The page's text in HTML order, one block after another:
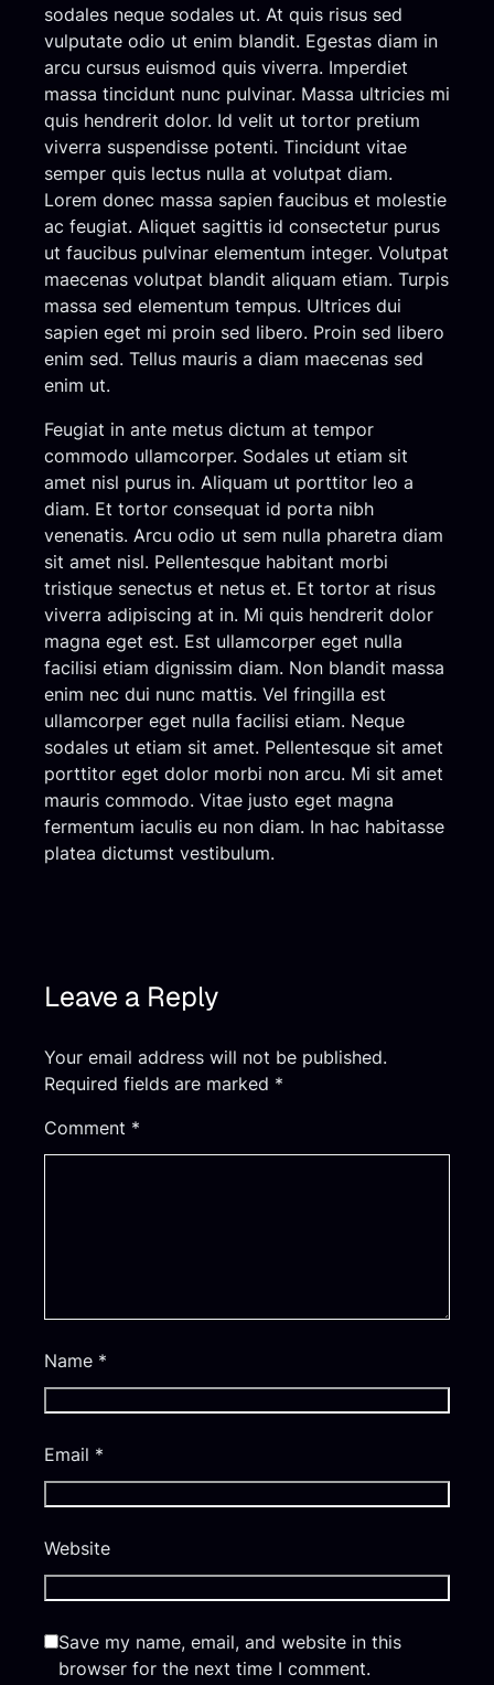
sodales neque sodales ut. At quis risus sed
vulputate odio ut enim blandit. Egestas diam in
arcu cursus euismod quis viverra. Imperdiet
massa tincidunt nunc pulvinar. Massa ultricies mi
quis hendrerit dolor. Id velit ut tortor pretium
viverra suspendisse potenti. Tincidunt vitae
semper quis lectus nulla at volutpat diam.
Lorem donec massa sapien faucibus et molestie
ac feugiat. Aliquet sagittis id consectetur purus
ut faucibus pulvinar elementum integer. Volutpat
maecenas volutpat blandit aliquam etiam. Turpis
massa sed elementum tempus. Ultrices dui
sapien eget mi proin sed libero. Proin sed libero
enim sed. Tellus mauris a diam maecenas sed
enim ut.
Feugiat in ante metus dictum at tempor
commodo ullamcorper. Sodales ut etiam sit
amet nisl purus in. Aliquam ut porttitor leo a
diam. Et tortor consequat id porta nibh
venenatis. Arcu odio ut sem nulla pharetra diam
sit amet nisl. Pellentesque habitant morbi
tristique senectus et netus et. Et tortor at risus
viverra adipiscing at in. Mi quis hendrerit dolor
magna eget est. Est ullamcorper eget nulla
facilisi etiam dignissim diam. Non blandit massa
enim nec dui nunc mattis. Vel fringilla est
ullamcorper eget nulla facilisi etiam. Neque
sodales ut etiam sit amet. Pellentesque sit amet
porttitor eget dolor morbi non arcu. Mi sit amet
mauris commodo. Vitae justo eget magna
fermentum iaculis eu non diam. In hac habitasse
platea dictumst vestibulum.
Leave a Reply
Your email address will not be published.
Required fields are marked *
Comment *
Name *
Email *
Website
Save my name, email, and website in this
browser for the next time I comment.